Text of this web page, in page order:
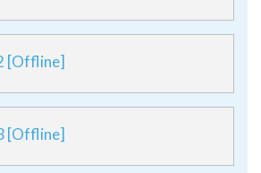
[Offline]
[Offline]